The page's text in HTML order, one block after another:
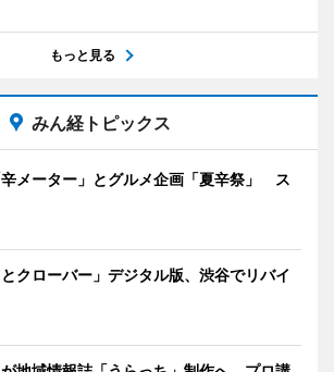
もっと見る
みん経トピックス
メーター」とグルメ企画「夏辛祭」 ス
クローバー」デジタル版、渋谷でリバイ